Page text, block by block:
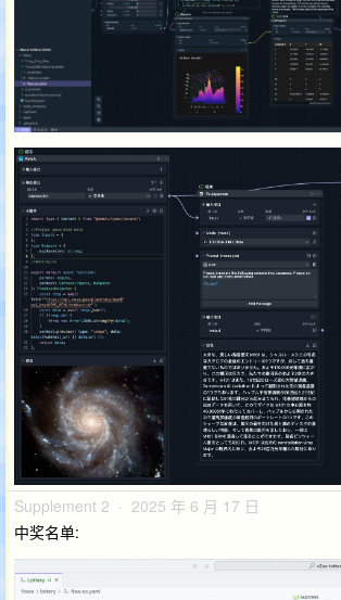
Supplement 2 · 2025 年 6 月 17 日
中奖名单: